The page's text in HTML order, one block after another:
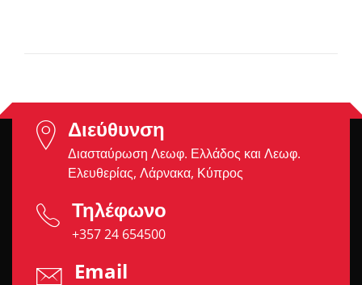
Διεύθυνση
Διασταύρωση Λεωφ. Ελλάδος και Λεωφ.
Ελευθερίας, Λάρνακα, Κύπρος
Τηλέφωνο
+357 24 654500
Email